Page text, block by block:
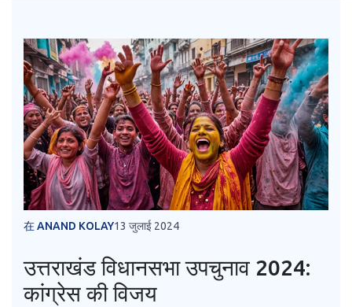
在 ANAND KOLAY13 जुलाई 2024
उत्तराखंड विधानसभा उपचुनाव 2024:
कांग्रेस की विजय